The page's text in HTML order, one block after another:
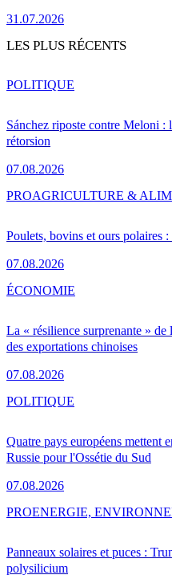
31.07.2026
LES PLUS RÉCENTS
Sánchez riposte contre Meloni :
rétorsion
07.08.2026
POLITIQUE
Poulets, bovins et ours polaires
07.08.2026
PROAGRICULTURE &
La « résilience surprenante »
des exportations chinoises
07.08.2026
ÉCONOMIE
Quatre pays européens mettent
Russie pour l'Ossétie du Sud
07.08.2026
POLITIQUE
Panneaux solaires et puces :
polysilicium
PROENERGIE,